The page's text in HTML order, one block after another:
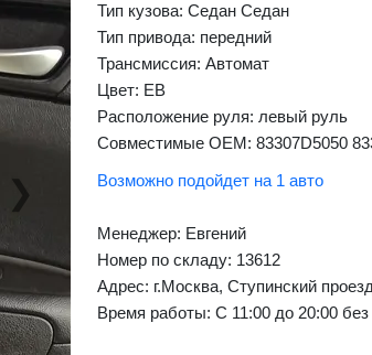
❯
Next
Тип кузова: Седан Седан
Тип привода: передний
Трансмиссия: Автомат
Цвет: EB
Расположение руля: левый руль
Совместимые OEM: 83307D5050
Возможно подойдет на 1 авто
Менеджер: Евгений
Номер по складу: 13612
Адрес: г.Москва, Ступинский
Время работы: С 11:00 до 20:00